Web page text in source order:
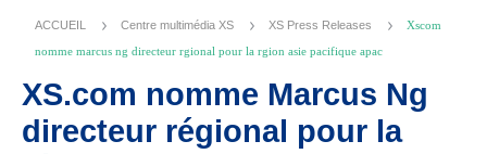
ACCUEIL Centre multimédia XS XS Press Releases
Xscom
nomme marcus ng directeur rgional pour la rgion asie pacifique apac
XS.com nomme Marcus Ng
directeur régional pour la